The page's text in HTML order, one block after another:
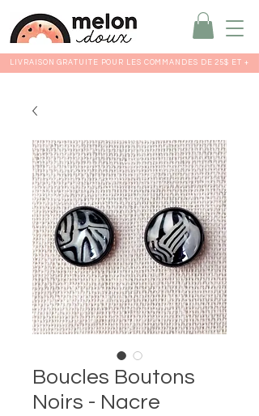
LIVRAISON GRATUITE POUR LES COMMANDES DE 25$ ET +
Boucles Boutons
Noirs - Nacre